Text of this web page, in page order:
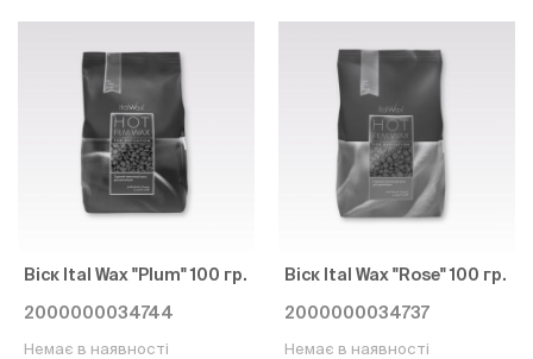
Віск Ital Wax "Plum" 100 гр.
2000000034744
Немає в наявності
Віск Ital Wax "Rose" 100 гр.
2000000034737
Немає в наявності